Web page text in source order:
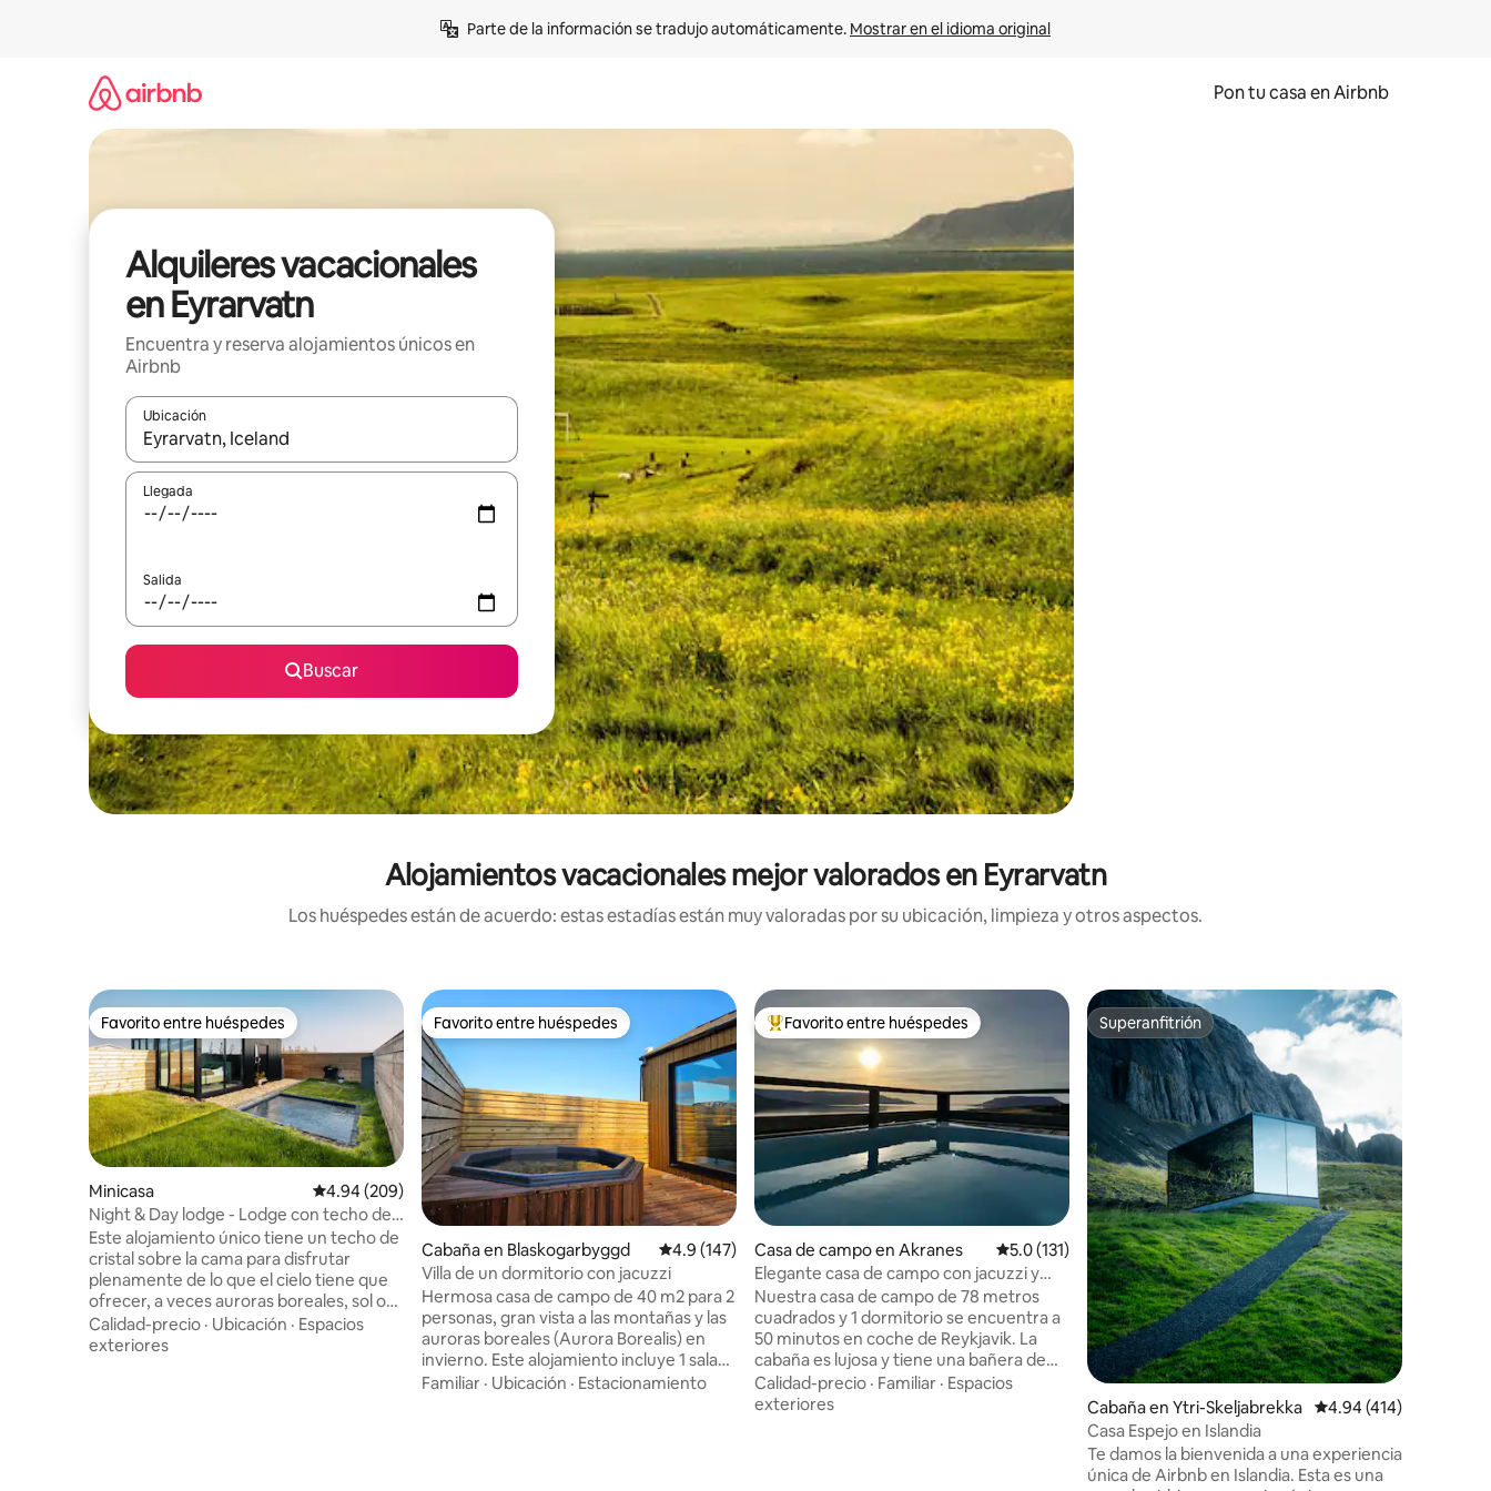
Parte de la información se tradujo automáticamente. Mostrar en el idioma original
Pon tu casa en Airbnb
Alquileres vacacionales
en Eyrarvatn
Encuentra y reserva alojamientos únicos en
Airbnb
Ubicación
Cuando los resultados estén disponibles, navega con las teclas de flecha hacia arriba y hacia abajo o explora con el tacto o desliza el dedo.
Llegada
Salida
Buscar
Alojamientos vacacionales mejor valorados en Eyrarvatn
Los huéspedes están de acuerdo: estas estadías están muy valoradas por su ubicación, limpieza y otros aspectos.
Favorito entre huéspedes
Favorito entre huéspedes
Minicasa Calificación promedio: 4.94 de 5, 209 reseñas
4.94 (209)
Night & Day lodge - Lodge con techo de
cristal y bañera de hidromasaje
Este alojamiento único tiene un techo de
cristal sobre la cama para disfrutar
plenamente de lo que el cielo tiene que
ofrecer, a veces auroras boreales, sol o
nieve. Cada temporada trae sus propias
aventuras y cada estancia es especial. En
Calidad-precio · Ubicación · Espacios
exteriores
Favorito entre huéspedes
Favorito entre huéspedes
Cabaña en Blaskogarbyggd Calificación promedio: 4.9 de 5, 147 reseñas
4.9 (147)
Villa de un dormitorio con jacuzzi
Hermosa casa de campo de 40 m2 para 2
personas, gran vista a las montañas y las
auroras boreales (Aurora Borealis) en
invierno. Este alojamiento incluye 1 sala
de estar, 1 dormitorio (camas dobles
Familiar · Ubicación · Estacionamiento
Favorito entre huéspedes preferido
Favorito entre huéspedes
Casa de campo en Akranes Calificación promedio: 5.0 de 5, 131 reseñas
5.0 (131)
Elegante casa de campo con jacuzzi y
vistas impresionantes
Nuestra casa de campo de 78 metros
cuadrados y 1 dormitorio se encuentra a
50 minutos en coche de Reykjavik. La
cabaña es lujosa y tiene una bañera de
hidromasaje de agua natural al aire libre
desde donde puedes disfrutar de la
Calidad-precio · Familiar · Espacios
exteriores
Superanfitrión
Superanfitrión
Cabaña en Ytri-Skeljabrekka Calificación promedio:
4.94 (414)
Casa Espejo en Islandia
Te damos la bienvenida a una experiencia
única de Airbnb en Islandia. Esta es una